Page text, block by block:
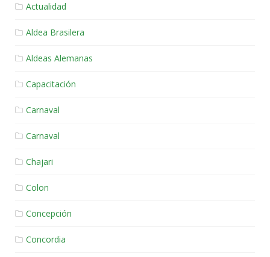
Actualidad
Aldea Brasilera
Aldeas Alemanas
Capacitación
Carnaval
Carnaval
Chajari
Colon
Concepción
Concordia